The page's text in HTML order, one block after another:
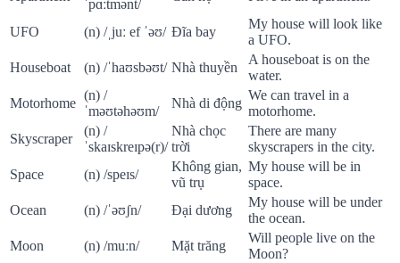
ˈpɑːtmənt/
UFO (n) /ˌjuː ef ˈəʊ/ Đĩa bay
My house will look like
a UFO.
Houseboat
(n) /ˈhaʊsbəʊt/ Nhà thuyền
A houseboat is on the
water.
Motorhome
(n) /
ˈməʊtəhəʊm/
Nhà di động
We can travel in a
motorhome.
Skyscraper
(n) /
ˈskaɪskreɪpə(r)/
Nhà chọc
trời
There are many
skyscrapers in the city.
Space
(n) /speɪs/
Không gian,
vũ trụ
My house will be in
space.
Ocean
(n) /ˈəʊʃn/ Đại dương
My house will be under
the ocean.
Moon
(n) /muːn/ Mặt trăng
Will people live on the
Moon?